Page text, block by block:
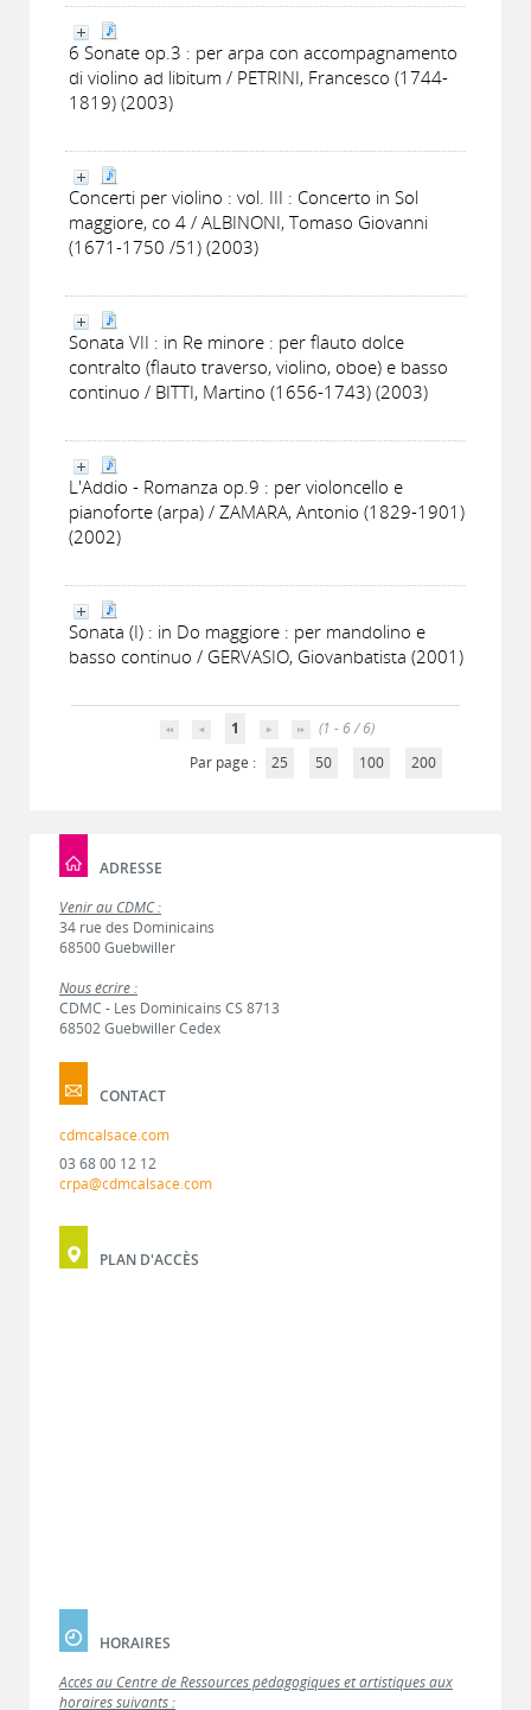
6 Sonate op.3 : per arpa con accompagnamento
di violino ad libitum / PETRINI, Francesco (1744-
1819) (2003)
Concerti per violino : vol. III : Concerto in Sol
maggiore, co 4 / ALBINONI, Tomaso Giovanni
(1671-1750 /51) (2003)
Sonata VII : in Re minore : per flauto dolce
contralto (flauto traverso, violino, oboe) e basso
continuo / BITTI, Martino (1656-1743) (2003)
L'Addio - Romanza op.9 : per violoncello e
pianoforte (arpa) / ZAMARA, Antonio (1829-1901)
(2002)
Sonata (I) : in Do maggiore : per mandolino e
basso continuo / GERVASIO, Giovanbatista (2001)
1
(1 - 6 / 6)
Par page :
25 50 100 200
ADRESSE
Venir au CDMC :
34 rue des Dominicains
68500 Guebwiller
Nous écrire :
CDMC - Les Dominicains CS 8713
68502 Guebwiller Cedex
CONTACT
cdmcalsace.com
03 68 00 12 12
crpa@cdmcalsace.com
PLAN D'ACCÈS
HORAIRES
Accès au Centre de Ressources pédagogiques et artistiques aux
horaires suivants :